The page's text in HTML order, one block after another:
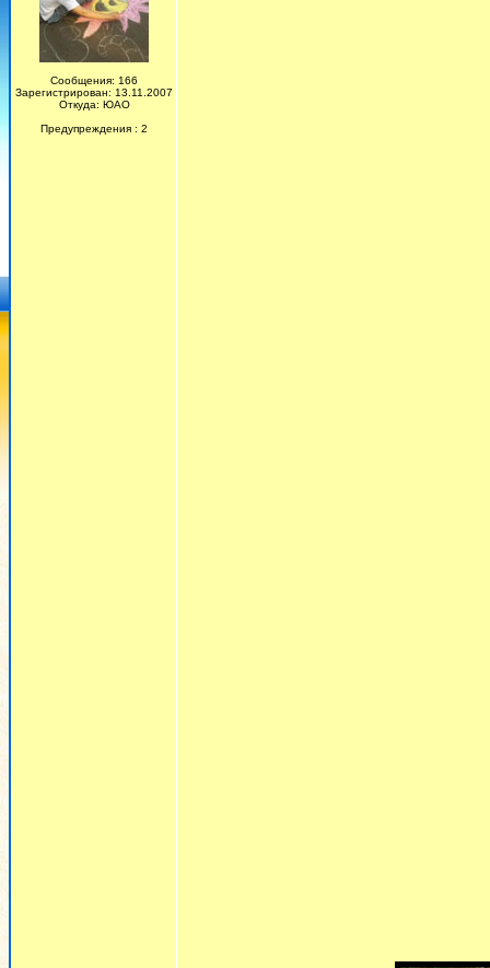
Сообщения: 166
Зарегистрирован: 13.11.2007
Откуда: ЮАО
Предупреждения : 2